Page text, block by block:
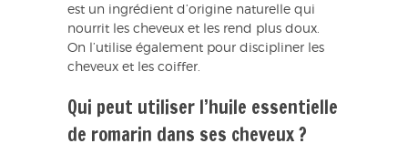
est un ingrédient d’origine naturelle qui
nourrit les cheveux et les rend plus doux.
On l’utilise également pour discipliner les
cheveux et les coiffer.
Qui peut utiliser l’huile essentielle
de romarin dans ses cheveux ?